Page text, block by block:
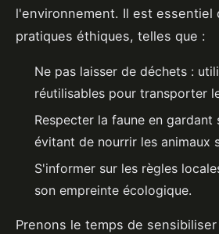
l'environnement. Il est essentiel
pratiques éthiques, telles que :
Ne pas laisser de déchets :
réutilisables pour transporter
Respecter la faune en gardant
évitant de nourrir les animaux
S'informer sur les règles
son empreinte écologique.
Prenons le temps de